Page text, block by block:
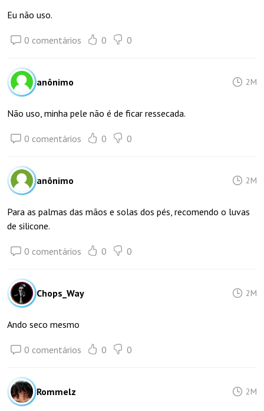
Eu não uso.
0 comentários 0 0
anônimo 2M
Não uso, minha pele não é de ficar ressecada.
0 comentários 0 0
anônimo 2M
Para as palmas das mãos e solas dos pés, recomendo o luvas
de silicone.
0 comentários 0 0
Chops_Way 2M
Ando seco mesmo
0 comentários 0 0
Rommelz 2M